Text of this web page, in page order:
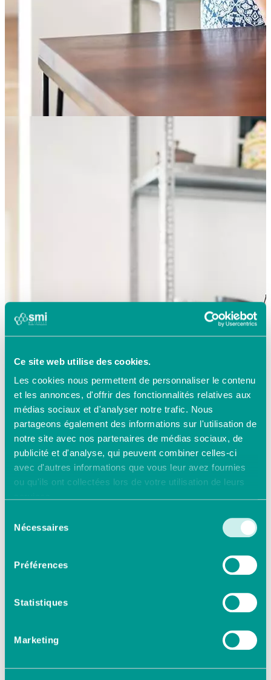
Ce site web utilise des cookies.
Les cookies nous permettent de personnaliser le contenu
et les annonces, d'offrir des fonctionnalités relatives aux
médias sociaux et d'analyser notre trafic. Nous
partageons également des informations sur l'utilisation de
notre site avec nos partenaires de médias sociaux, de
publicité et d'analyse, qui peuvent combiner celles-ci
avec d'autres informations que vous leur avez fournies
ou qu'ils ont collectées lors de votre utilisation de leurs
Nécessaires
Préférences
Statistiques
Marketing
Cette grille de prestations